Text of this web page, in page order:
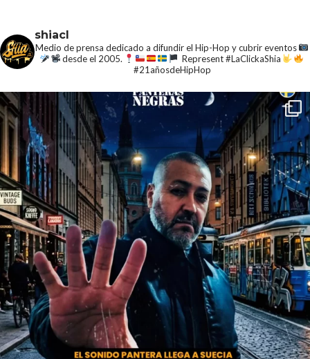
shiacl
Medio de prensa dedicado a difundir el Hip-Hop y cubrir eventos
desde el 2005.
Represent #LaClickaShia
#21añosdeHipHop